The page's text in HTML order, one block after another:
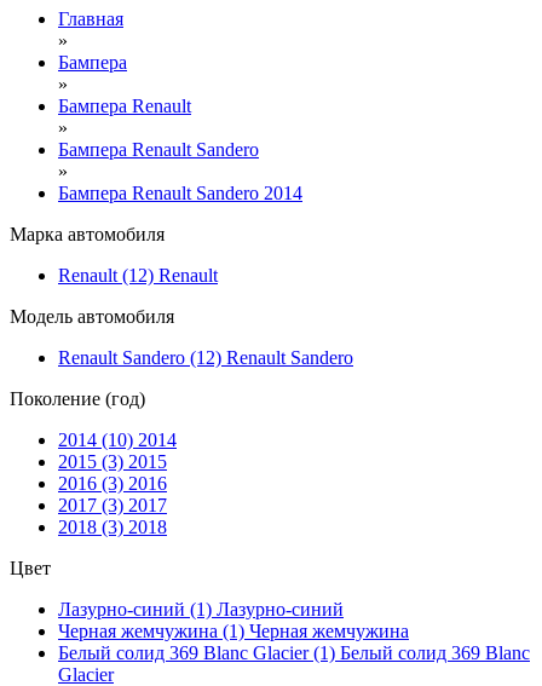
Главная
»
Бампера
»
Бампера Renault
»
Бампера Renault Sandero
»
Бампера Renault Sandero 2014
Марка автомобиля
Renault (12) Renault
Модель автомобиля
Renault Sandero (12) Renault Sandero
Поколение (год)
2014 (10) 2014
2015 (3) 2015
2016 (3) 2016
2017 (3) 2017
2018 (3) 2018
Цвет
Лазурно-синий (1) Лазурно-синий
Черная жемчужина (1) Черная жемчужина
Белый солид 369 Blanc Glacier (1) Белый солид 369 Blanc
Glacier